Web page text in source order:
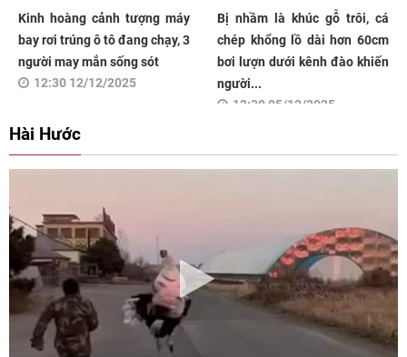
Kinh hoàng cảnh tượng máy
bay rơi trúng ô tô đang chạy, 3
người may mắn sống sót
12:30 12/12/2025
Bị nhầm là khúc gỗ trôi, cá
chép khổng lồ dài hơn 60cm
bơi lượn dưới kênh đào khiến
người...
12:30 05/12/2025
Hài Hước